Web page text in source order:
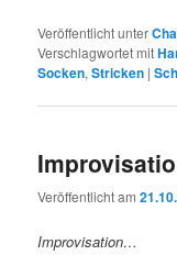
Veröffentlicht unter
Verschlagwortet mit
Socken,Stricken |
Veröffentlicht am
Improvisation…